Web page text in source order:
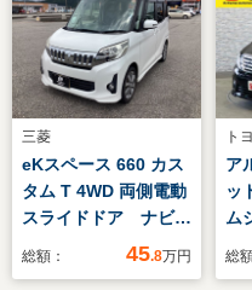
三菱
eKスペース 660 カス
タム T 4WD 両側電動
スライドドア ナビ
TV バックカメラ
総額： 45.8万円
ト
ア
ッ
ム
総